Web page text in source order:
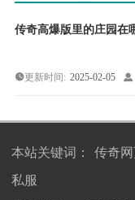
传奇高爆版里的庄园在
更新时间: 2025-02-05 
本站关键词： 传奇
私服